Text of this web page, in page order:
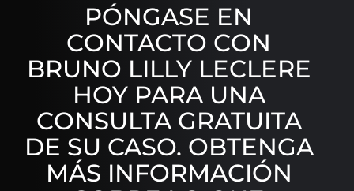
PÓNGASE EN
CONTACTO CON
BRUNO LILLY LECLERE
HOY PARA UNA
CONSULTA GRATUITA
DE SU CASO. OBTENGA
MÁS INFORMACIÓN